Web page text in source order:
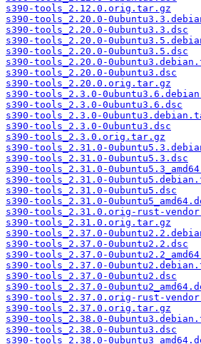
s390-tools_2.12.0.orig.tar.gz
s390-tools_2.20.0-
s390-tools_2.20.0-0ubuntu3.3.dsc
s390-tools_2.20.0-
s390-tools_2.20.0-0ubuntu3.5.dsc
s390-tools_2.20.0-
s390-tools_2.20.0-0ubuntu3.dsc
s390-tools_2.20.0.orig.tar.gz
s390-tools_2.3.0-
s390-tools_2.3.0-0ubuntu3.6.dsc
s390-tools_2.3.0-
s390-tools_2.3.0-0ubuntu3.dsc
s390-tools_2.3.0.orig.tar.gz
s390-tools_2.31.0-
s390-tools_2.31.0-0ubuntu5.3.dsc
s390-tools_2.31.0-
s390-tools_2.31.0-
s390-tools_2.31.0-0ubuntu5.dsc
s390-tools_2.31.0-
s390-tools_2.31.0.orig-rust-
s390-tools_2.31.0.orig.tar.gz
s390-tools_2.37.0-
s390-tools_2.37.0-0ubuntu2.2.dsc
s390-tools_2.37.0-
s390-tools_2.37.0-
s390-tools_2.37.0-0ubuntu2.dsc
s390-tools_2.37.0-
s390-tools_2.37.0.orig-rust-
s390-tools_2.37.0.orig.tar.gz
s390-tools_2.38.0-
s390-tools_2.38.0-0ubuntu3.dsc
s390-tools_2.38.0-